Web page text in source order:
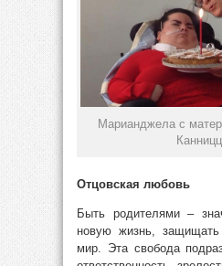
Марианджела с
Отцовская любовь
Быть родителями –
новую жизнь,
мир. Эта свобода